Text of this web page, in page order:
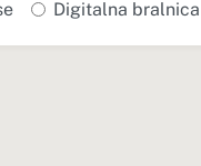
Digitalna bralnica